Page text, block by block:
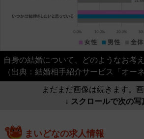
自身の結婚について、どのようなお考
（出典：結婚相手紹介サービス「オー
まだまだ画像は続きます。画
↓ スクロールで次の写
まいどなの求人情報